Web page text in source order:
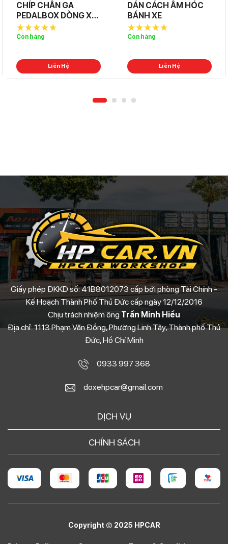
CHÍP CHÂN GA
PEDALBOX DÒNG XE
FORD
5.0out of
Còn hàng
Liên Hệ
DÁN CÁCH ÂM HÓC
BÁNH XE
5.0out of
Còn hàng
Liên Hệ
Giấy phép ĐKKD số: 41B8012073 cấp bới phòng Tài Chính -
Kế Hoạch Thành Phố Thủ Đức cấp ngày 12/12/2016
Chịu trách nhiệm ông Trần Minh Hiếu
Địa chỉ: 1113 Phạm Văn Đồng, Phường Linh Tây, Thành phố Thủ
Đức, Hồ Chí Minh
0933 997 368
doxehpcar@gmail.com
DỊCH VỤ
CHÍNH SÁCH
Copyright © 2025 HPCAR